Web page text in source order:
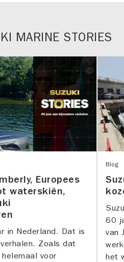
MARINE STORIES
Europees
waterskiën,
in Nederland. Dat is
Zoals dat
voor
Blog
60
van
het